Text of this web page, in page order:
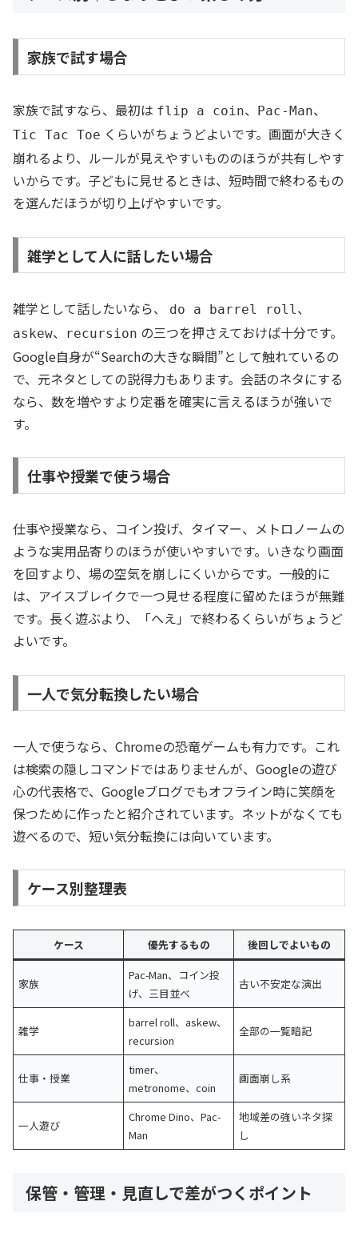
家族で試す場合
家族で試すなら、最初は flip a coin、 Pac-Man、
Tic Tac Toe くらいがちょうどよいです。画面が大きく
崩れるより、ルールが見えやすいもののほうが共有しやす
いからです。子どもに見せるときは、短時間で終わるもの
を選んだほうが切り上げやすいです。
雑学として人に話したい場合
雑学として話したいなら、 do a barrel roll 、
askew、 recursion の三つを押さえておけば十分です。
Google自身が“Searchの大きな瞬間”として触れているの
で、元ネタとしての説得力もあります。会話のネタにする
なら、数を増やすより定番を確実に言えるほうが強いで
す。
仕事や授業で使う場合
仕事や授業なら、コイン投げ、タイマー、メトロノームの
ような実用品寄りのほうが使いやすいです。いきなり画面
を回すより、場の空気を崩しにくいからです。一般的に
は、アイスブレイクで一つ見せる程度に留めたほうが無難
です。長く遊ぶより、「へえ」で終わるくらいがちょうど
よいです。
一人で気分転換したい場合
一人で使うなら、Chromeの恐竜ゲームも有力です。これ
は検索の隠しコマンドではありませんが、Googleの遊び
心の代表格で、Googleブログでもオフライン時に笑顔を
保つために作ったと紹介されています。ネットがなくても
遊べるので、短い気分転換には向いています。
ケース別整理表
ケース 優先するもの 後回しでよいもの
家族
Pac-Man、コイン投
げ、三目並べ
古い不安定な演出
雑学
barrel roll、askew、
recursion
全部の一覧暗記
仕事・授業
timer、
metronome、coin
画面崩し系
一人遊び
Chrome Dino、Pac-
Man
地域差の強いネタ探
し
保管・管理・見直しで差がつくポイント